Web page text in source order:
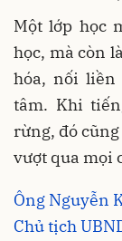
Một lớp học
học, mà còn
hóa, nối
tâm. Khi
rừng, đó
vượt qua mọi
Ông Nguyễn
Chủ tịch